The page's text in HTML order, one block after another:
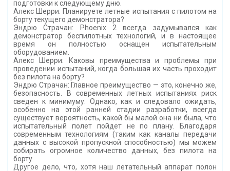
подготовки к следующему дню.
Алекс Шерри: Планируете летные испытания с пилотом на
борту текущего демонстратора?
Эндрю Страчан: Phoenix 2 всегда задумывался как
демонстратор беспилотных технологий, и в настоящее
время он полностью оснащен испытательным
оборудованием.
Алекс Шерри: Каковы преимущества и проблемы при
проведении испытаний, когда большая их часть проходит
без пилота на борту?
Эндрю Страчан: Главное преимущество — это, конечно же,
безопасность. В современных летных испытаниях риск
сведен к минимуму. Однако, как и следовало ожидать,
особенно на этой ранней стадии разработки, всегда
существует вероятность, какой бы малой она ни была, что
испытательный полет пойдет не по плану. Благодаря
современным технологиям (таким как каналы передачи
данных с высокой пропускной способностью) мы можем
собирать огромное количество данных, без пилота на
борту.
Другое дело, что, хотя наш летательный аппарат полон